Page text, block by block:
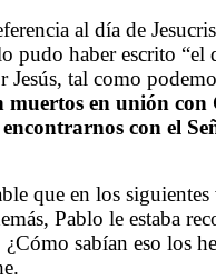
al día de
pudo haber escrito
Jesús, tal como
en unión
con el
que en los
Pablo le estaba
sabían eso los